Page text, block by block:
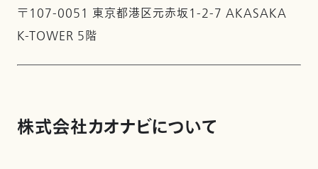
〒107-0051 東京都港区元赤坂1-2-7 AKASAKA
K-TOWER 5階
株式会社カオナビについて